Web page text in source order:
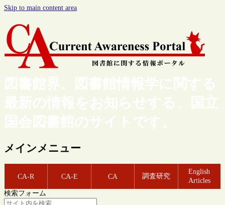
Skip to main content area
図書館界、図書館情報学に関する
最新の情報をお知らせする、国立
国会図書館のサイトです。
メインメニュー
CA-R CA-E CA 調査研究
English
Articles
検索フォーム